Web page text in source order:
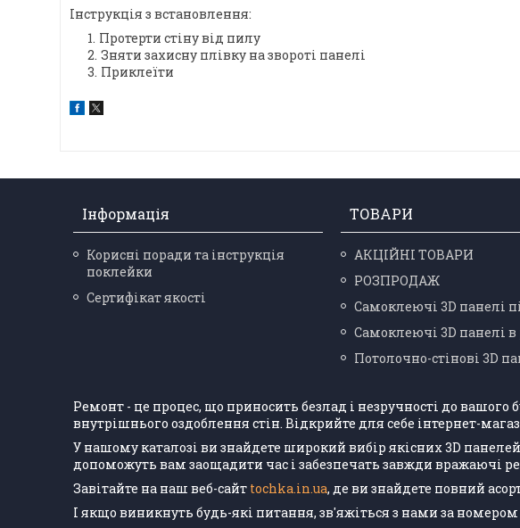
​Інструкція з встановлення:
Протерти стіну від пилу
Зняти захисну плівку на звороті панелі
Приклеїти
Інформація
Корисні поради та інструкція
поклейки
Сертифікат якості
ТОВАРИ
АКЦІЙНІ ТОВАРИ
РОЗПРОДАЖ
Самоклеючі 3D панелі
Самоклеючі 3D панелі в
Потолочно-стінові 3D
Ремонт - це процес, що приносить безлад і незручності до
внутрішнього оздоблення стін. Відкрийте для себе інтернет-
У нашому каталозі ви знайдете широкий вибір якісних 3D
допоможуть вам заощадити час і забезпечать завжди вражаючі
Завітайте на наш веб-сайт tochka.in.ua, де ви знайдете повний
І якщо виникнуть будь-які питання, зв'яжіться з нами за